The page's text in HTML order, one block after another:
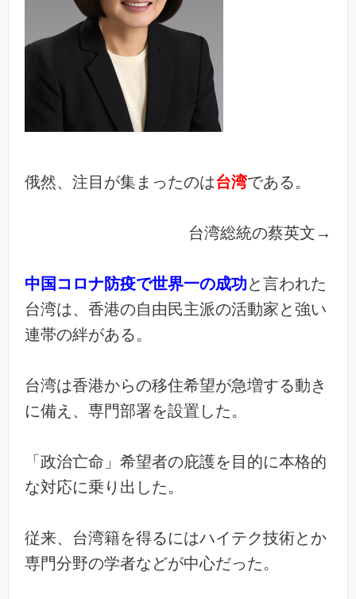
俄然、注目が集まったのは台湾である。
台湾総統の蔡英文→
中国コロナ防疫で世界一の成功と言われた
台湾は、香港の自由民主派の活動家と強い
連帯の絆がある。
台湾は香港からの移住希望が急増する動き
に備え、専門部署を設置 した。
「政治亡命」希望者の庇護を目的に本格的
な対応に乗り出した。
従来、台湾籍を得るにはハイテク技術とか
専門分野の学者などが中心だった。